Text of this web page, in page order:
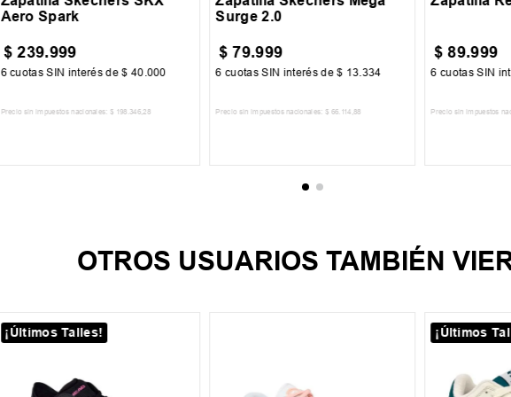
Aero Spark
$ 239.999
6 cuotas SIN interés de$ 40 .000
Precio sin impuestos nacionales: $ 198 .346,28
Surge 2.0
$ 79.999
6 cuotas SIN interés de$ 13 334
Precio sin impuestos nacionales: $ 66. 114 ,88
$ 89.999
6 cuotas SIN
Precio sin impuestos
OTROS USUARIOS TAMBIÉN
¡Últimos Talles! ¡Últimos